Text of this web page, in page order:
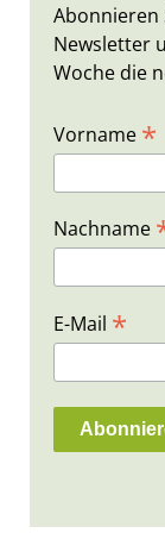
Abonnieren
Newsletter
Woche die
Vorname *
Nachname
E-Mail *